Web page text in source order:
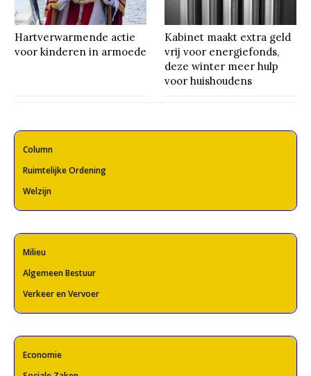
Hartverwarmende actie
voor kinderen in armoede
Kabinet maakt extra geld
vrij voor energiefonds,
deze winter meer hulp
voor huishoudens
Column
Ruimtelijke Ordening
Welzijn
Milieu
Algemeen Bestuur
Verkeer en Vervoer
Economie